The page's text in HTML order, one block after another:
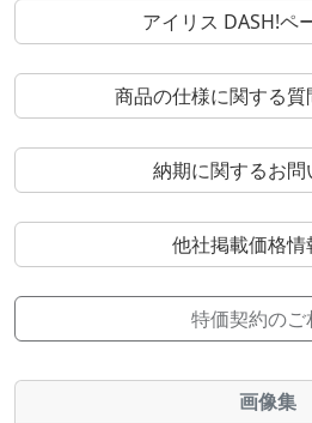
アイリス DASH!ペ
商品の仕様に関する質
納期に関するお問
他社掲載価格情
特価契約のご
画像集